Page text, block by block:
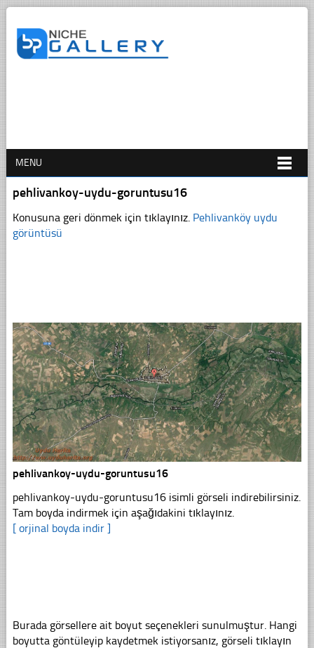
MENU
pehlivankoy-uydu-goruntusu16
Konusuna geri dönmek için tıklayınız. Pehlivanköy uydu
görüntüsü
pehlivankoy-uydu-goruntusu16
pehlivankoy-uydu-goruntusu16 isimli görseli indirebilirsiniz.
Tam boyda indirmek için aşağıdakini tıklayınız.
[ orjinal boyda indir ]
Burada görsellere ait boyut seçenekleri sunulmuştur. Hangi
boyutta göntüleyip kaydetmek istiyorsanız, görseli tıklayın